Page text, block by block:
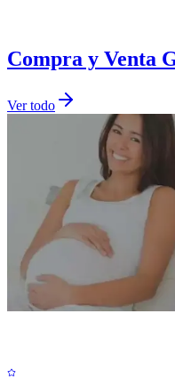
Compra y Venta
Ver todo